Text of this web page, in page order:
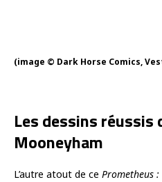
(image © Dark Horse Comics,
Les dessins réussis
Mooneyham
L’autre atout de ce Prometheus